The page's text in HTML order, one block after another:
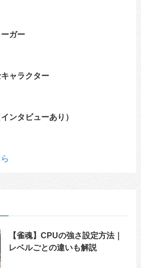
ガー
ャラクター
ンタビューあり）
【雀魂】CPUの強さ設定方法｜
レベルごとの違いも解説